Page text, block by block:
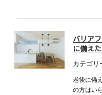
バリア
に備え
カテゴリ
老後に備
の方はい